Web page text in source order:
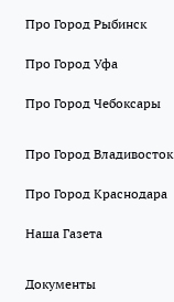
Про Город Рыбинск
Про Город Уфа
Про Город Чебоксары
Про Город Владивосток
Про Город Краснодара
Наша Газета
Документы